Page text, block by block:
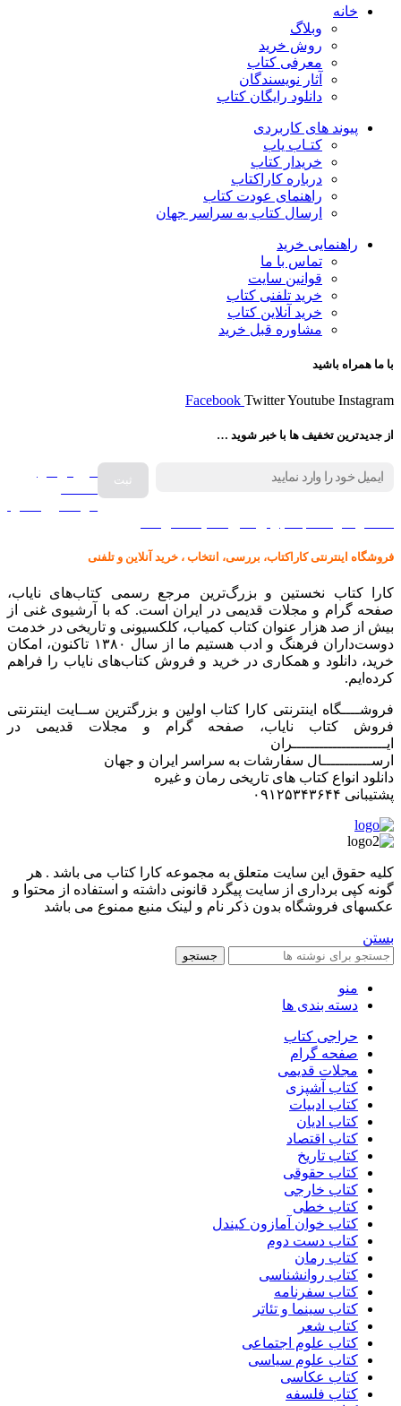
خانه
وبلاگ
روش خرید
معرفی کتاب
آثار نویسندگان
دانلود رایگان کتاب
پیوند های کاربردی
کتـاب یاب
خریدار کتاب
درباره کاراکتاب
راهنمای عودت کتاب
ارسال کتاب به سراسر جهان
راهنمایی خرید
تماس با ما
قوانین سایت
خرید تلفنی کتاب
خرید آنلاین کتاب
مشاوره قبل خرید
با ما همراه باشید
Facebook TwitterYoutube Instagram
از جدیدترین تخفیف ها با خبر شوید …
فروش انواع
فروشگاه اینترنتی کاراکتاب، بررسی، انتخاب ، خرید آنلاین و تلفنی
کارا کتاب نخستین و بزرگ‌ترین مرجع رسمی کتاب‌های نایاب،
صفحه گرام و مجلات قدیمی در ایران است. که با آرشیوی غنی از
بیش از صد هزار عنوان کتاب کمیاب، کلکسیونی و تاریخی در خدمت
دوست‌داران فرهنگ و ادب هستیم ما از سال ۱۳۸۰ تاکنون، امکان
خرید، دانلود و همکاری در خرید و فروش کتاب‌های نایاب را فراهم
کرده‌ایم.
فروشــــگاه اینترنتی کارا کتاب اولین و بزرگترین ســایت اینترنتی
فروش کتاب نایاب، صفحه گرام و مجلات قدیمی در
ایـــــــــــــــــــــران
ارســـــــــــال سفارشات به سراسر ایران و جهان
دانلود انواع کتاب های تاریخی رمان و غیره
پشتیبانی ۰۹۱۲۵۳۴۳۶۴۴
کليه حقوق اين سايت متعلق به مجموعه کارا کتاب می باشد . هر
گونه کپی برداری از سایت پیگرد قانونی داشته و استفاده از محتوا و
عکسهای فروشگاه بدون ذکر نام و لینک منبع ممنوع می باشد
بستن
جستجو
منو
دسته بندی ها
حراجی کتاب
صفحه گرام
مجلات قدیمی
کتاب آشپزی
کتاب ادبیات
کتاب ادیان
کتاب اقتصاد
کتاب تاریخ
کتاب حقوقی
کتاب خارجی
کتاب خطی
کتاب خوان آمازون کیندل
کتاب دست دوم
کتاب رمان
کتاب روانشناسی
کتاب سفرنامه
کتاب سینما و تئاتر
کتاب شعر
کتاب علوم اجتماعی
کتاب علوم سیاسی
کتاب عکاسی
کتاب فلسفه